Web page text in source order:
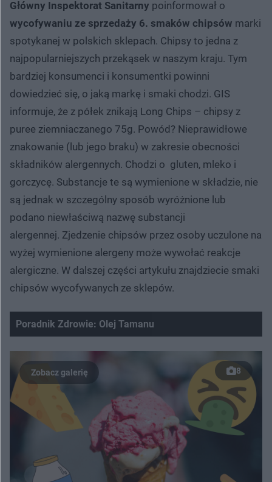
Główny Inspektorat Sanitarny poinformował o
wycofywaniu ze sprzedaży 6. smaków chipsów marki
spotykanej w polskich sklepach. Chipsy to jedna z
najpopularniejszych przekąsek w naszym kraju. Tym
bardziej konsumenci i konsumentki powinni
dowiedzieć się, o jaką markę i smaki chodzi. GIS
informuje, że z półek znikają Long Chips – chipsy z
puree ziemniaczanego 75g. Powód? Nieprawidłowe
znakowanie (lub jego braku) w zakresie obecności
składników alergennych. Chodzi o gluten, mleko i
gorczycę. Substancje te są wymienione w składzie, nie
są jednak w szczególny sposób wyróżnione lub
podano niewłaściwą nazwę substancji
alergennej. Zjedzenie chipsów przez osoby uczulone na
wyżej wymienione alergeny może wywołać reakcje
alergiczne. W dalszej części artykułu znajdziecie smaki
chipsów wycofywanych ze sklepów.
Poradnik Zdrowie: Olej Tamanu
8